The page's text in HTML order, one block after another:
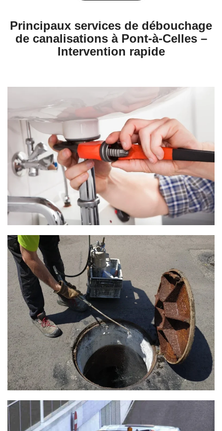
Principaux services de débouchage
de canalisations à Pont-à-Celles –
Intervention rapide